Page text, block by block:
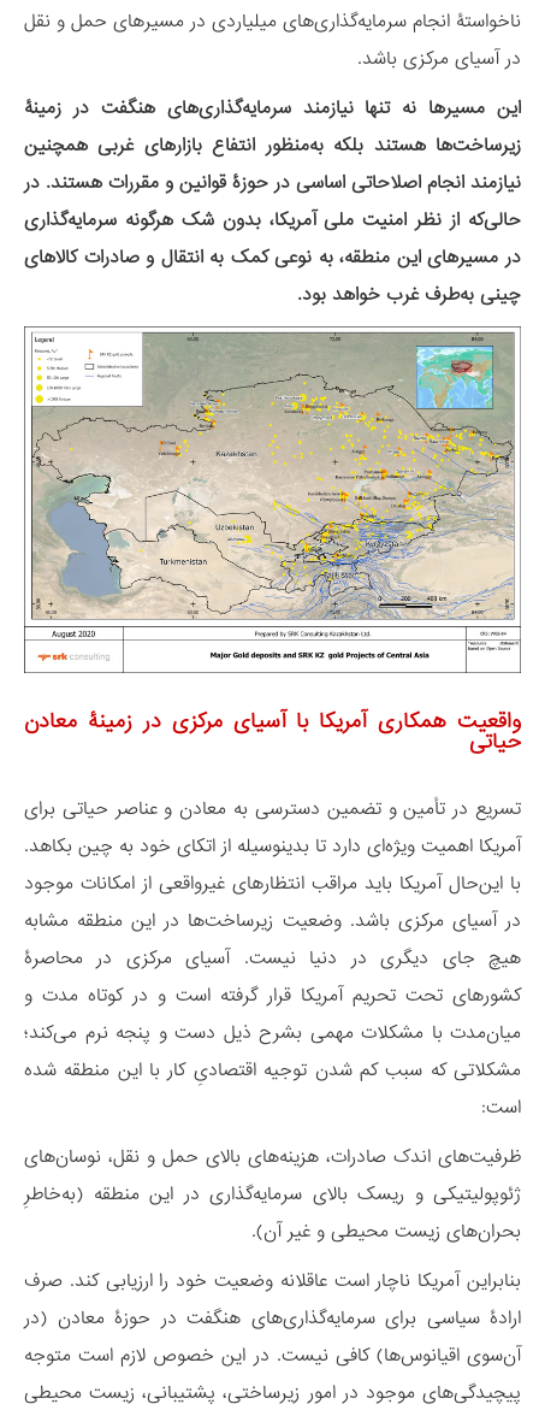
ناخواستۀ انجام سرمایه‌گذاری‌های میلیاردی در مسیرهای حمل و نقل
در آسیای مرکزی باشد.
این مسیرها نه تنها نیازمند سرمایه‌گذاری‌های هنگفت در زمینۀ
زیرساخت‌ها هستند بلکه به‌منظور انتفاع بازارهای غربی همچنین
نیازمند انجام اصلاحاتی اساسی در حوزۀ قوانین و مقررات هستند. در
حالی‌که از نظر امنیت ملی آمریکا، بدون شک هرگونه سرمایه‌گذاری
در مسیرهای این منطقه، به نوعی کمک به انتقال و صادرات کالاهای
چینی به‌طرف غرب خواهد بود.
واقعیت همکاری آمریکا با آسیای مرکزی در زمینۀ معادن
حیاتی
تسریع در تأمین و تضمین دسترسی به معادن و عناصر حیاتی برای
آمریکا اهمیت ویژه‌ای دارد تا بدینوسیله از اتکای خود به چین بکاهد.
با این‌حال آمریکا باید مراقب انتظارهای غیرواقعی از امکانات موجود
در آسیای مرکزی باشد. وضعیت زیرساخت‌ها در این منطقه مشابه
هیچ جای دیگری در دنیا نیست. آسیای مرکزی در محاصرۀ
کشور‌های تحت تحریم آمریکا قرار گرفته است و در کوتاه مدت و
میان‌مدت با مشکلات مهمی بشرح ذیل دست و پنجه نرم می‌کند؛
مشکلاتی که سبب کم شدن توجیه اقتصادیِ کار با این منطقه شده
است:
ظرفیت‌های اندک صادرات، هزینه‌های بالای حمل و نقل، نوسان‌های
ژئوپولیتیکی و ریسک بالای سرمایه‌گذاری در این منطقه (به‌خاطرِ
بحران‌های زیست محیطی و غیر آن).
بنابراین آمریکا ناچار است عاقلانه وضعیت خود را ارزیابی کند. صرف
ارادۀ سیاسی برای سرمایه‌گذاری‌های هنگفت در حوزۀ معادن (در
آن‌سوی اقیانوس‌ها) کافی نیست. در این خصوص لازم است متوجه
پیچیدگی‌های موجود در امور زیرساختی، پشتیبانی، زیست محیطی